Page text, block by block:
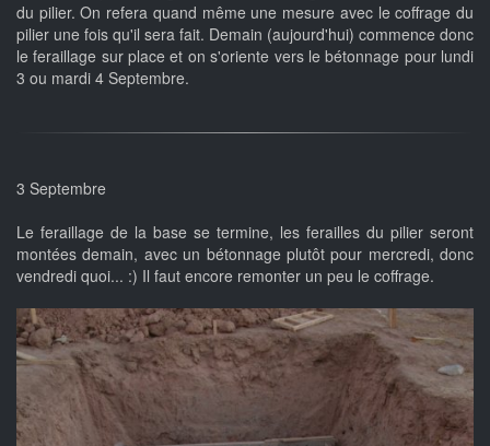
du pilier. On refera quand même une mesure avec le coffrage du
pilier une fois qu'il sera fait. Demain (aujourd'hui) commence donc
le feraillage sur place et on s'oriente vers le bétonnage pour lundi
3 ou mardi 4 Septembre.
3 Septembre
Le feraillage de la base se termine, les ferailles du pilier seront
montées demain, avec un bétonnage plutôt pour mercredi, donc
vendredi quoi... :) Il faut encore remonter un peu le coffrage.